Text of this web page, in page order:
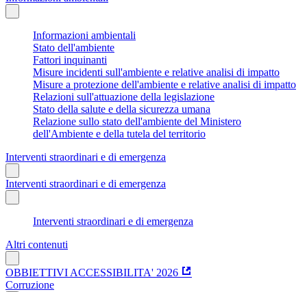
Informazioni ambientali
Stato dell'ambiente
Fattori inquinanti
Misure incidenti sull'ambiente e relative analisi di impatto
Misure a protezione dell'ambiente e relative analisi di impatto
Relazioni sull'attuazione della legislazione
Stato della salute e della sicurezza umana
Relazione sullo stato dell'ambiente del Ministero
dell'Ambiente e della tutela del territorio
Interventi straordinari e di emergenza
Interventi straordinari e di emergenza
Interventi straordinari e di emergenza
Altri contenuti
OBBIETTIVI ACCESSIBILITA' 2026
Corruzione